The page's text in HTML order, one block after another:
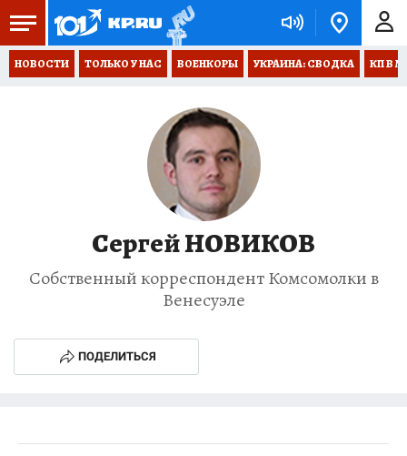
НОВОСТИ ТОЛЬКО У НАС ВОЕНКОРЫ УКРАИНА: СВОДКА КП В
Сергей НОВИКОВ
Собственный корреспондент Комсомолки в
Венесуэле
ПОДЕЛИТЬСЯ